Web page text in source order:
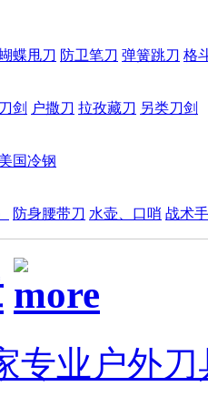
蝶甩刀 防卫笔刀 弹簧跳刀 格
剑 户撒刀 拉孜藏刀 另类刀剑
美国冷钢
防身腰带刀 水壶、口哨 战术
专业户外